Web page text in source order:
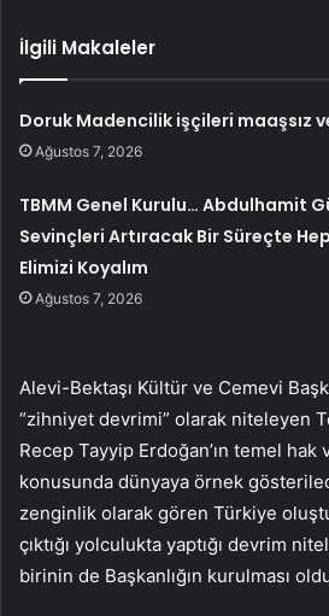
İlgili Makaleler
Doruk Madencilik işçileri maaşsız
Ağustos 7, 2026
TBMM Genel Kurulu… Abdulhamit
Sevinçleri Artıracak Bir Süreçte
Elimizi Koyalım
Ağustos 7, 2026
Alevi-Bektaşı Kültür ve Cemevi
“zihniyet devrimi” olarak niteleyen
Recep Tayyip Erdoğan’ın temel
konusunda dünyaya örnek
zenginlik olarak gören Türkiye
çıktığı yolculukta yaptığı devrim
birinin de Başkanlığın kurulması